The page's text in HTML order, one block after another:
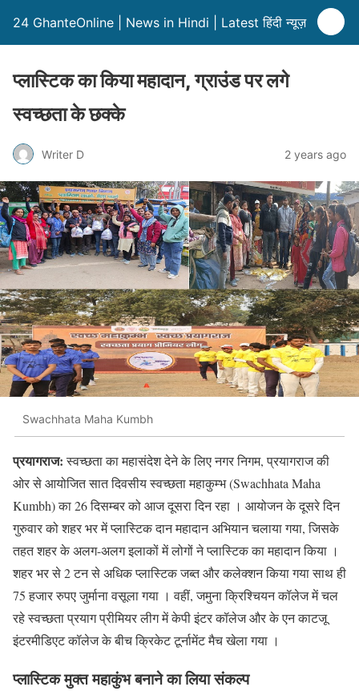
24 GhanteOnline | News in Hindi | Latest हिंदी न्यूज़
प्लास्टिक का किया महादान, ग्राउंड पर लगे
स्वच्छता के छक्के
Writer D 2 years ago
Swachhata Maha Kumbh
प्रयागराज:स्वच्छता का महासंदेश देने के लिए नगर निगम, प्रयागराज की
ओर से आयोजित सात दिवसीय स्वच्छता महाकुम्भ (Swachhata Maha
Kumbh) का 26 दिसम्बर को आज दूसरा दिन रहा । आयोजन के दूसरे दिन
गुरुवार को शहर भर में प्लास्टिक दान महादान अभियान चलाया गया, जिसके
तहत शहर के अलग-अलग इलाकों में लोगों ने प्लास्टिक का महादान किया ।
शहर भर से 2 टन से अधिक प्लास्टिक जब्त और कलेक्शन किया गया साथ ही
75 हजार रुपए जुर्माना वसूला गया । वहीं, जमुना क्रिश्चियन कॉलेज में चल
रहे स्वच्छता प्रयाग प्रीमियर लीग में केपी इंटर कॉलेज और के एन काटजू
इंटरमीडिएट कॉलेज के बीच क्रिकेट टूर्नामेंट मैच खेला गया ।
प्लास्टिक मुक्त महाकुंभ बनाने का लिया संकल्प